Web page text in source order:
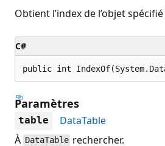
Obtient l’index de l’objet spécifié
C#
public int
Paramètres
table
DataTable
À DataTable rechercher.